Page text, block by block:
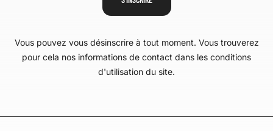
Vous pouvez vous désinscrire à tout moment. Vous trouverez
pour cela nos informations de contact dans les conditions
d'utilisation du site.